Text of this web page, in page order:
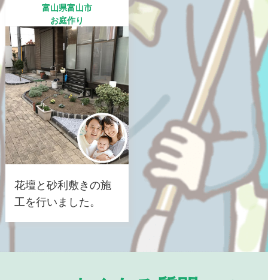
富山県富山市
お庭作り
花壇と砂利敷きの施
工を行いました。